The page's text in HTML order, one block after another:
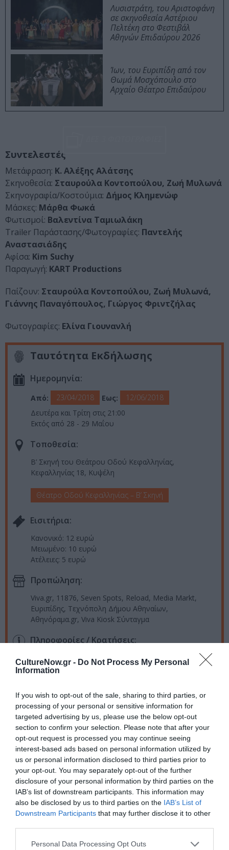
CultureNow.gr - Do Not Process My Personal
Information
If you wish to opt-out of the sale, sharing to third parties, or
processing of your personal or sensitive information for
targeted advertising by us, please use the below opt-out
section to confirm your selection. Please note that after your
opt-out request is processed you may continue seeing
interest-based ads based on personal information utilized by
us or personal information disclosed to third parties prior to
your opt-out. You may separately opt-out of the further
disclosure of your personal information by third parties on the
IAB’s list of downstream participants. This information may
also be disclosed by us to third parties on the IAB’s List of
Downstream Participants that may further disclose it to other
Personal Data Processing Opt Outs
Λυσιστράτη, του Αριστοφάνη
σε σκηνοθεσία Αστέριου
Πελτέκη στο Φεστιβάλ
Αθηνών Επιδαύρου 2026
Ίων, του Ευριπίδη από τον
Θωμά Μοσχόπουλο στο
Αρχαίο Θέατρο Επιδαύρου
Συντελεστές
Μετάφραση: Κ. Αλέξης Αλάτσης
Σκηνοθεσία: Σταυρούλα Κοντοπούλου, Ζωή Μυλωνά
Σκηνογραφία/Κοστούμια: Δήμος Κλημενώφ
Μάσκες: Μάρθα Φωκά
Φωτισμοί: Βαλεντίνα Ταμιωλάκη
Trailer Παράστασης/Φωτογραφίες: Παντελής
Αναστασιάδης
Αφίσα: Kim Suchy
Παραγωγή: KART Productions
Παίζουν: Σταυρούλα Κοντοπούλου, Ζωή Μυλωνά,
Γιάννης Παναγόπουλος, Γιώργος Φριντζήλας
Φωτογραφίες: Ελίνα Γιουνανλή
Ταυτότητα Εκδήλωσης
Ημερομηνία:
Από: 23/04/2018 Εως:
12/06/2018
Δευτέρα και Τρίτη στις 21:00
Εκτός από 28 - 29 Μαΐου
Τοποθεσία:
Β’ Σκηνή του Θεάτρου Οδού Κεφαλληνίας,
Κεφαλληνίας 18, Κυψέλη
Θέατρο Οδού Κεφαλληνίας – Β’ Σκηνή
Eισιτήρια:
Κανονικό: 12 ευρώ
Μειωμένο: 10 ευρώ
Ατέλειες: 5 ευρώ
Προπώληση:
Viva.gr, 11876, Seven Spots, Reload, Media Markt,
Ευριπίδης, Τεχνόπολη Δήμου Αθηναίων,
Αθηνόραμα.gr, Viva Kiosk Σύνταγμα
Πληροφορίες / Κρατήσεις:
2114117878
μάθετε πρώτοι όλες τις ειδήσεις
Δείτε όλα τατελευταία νέαγια την Τέχνη και τον
Πολιτισμό στο Culturenow.gr
Νέοι Διαγωνισμοί❯
Tags
ΔΡΑΜΑ - ΚΟΙΝΩΝΙΚΟ - ΣΥΓΧΡΟΝΟ